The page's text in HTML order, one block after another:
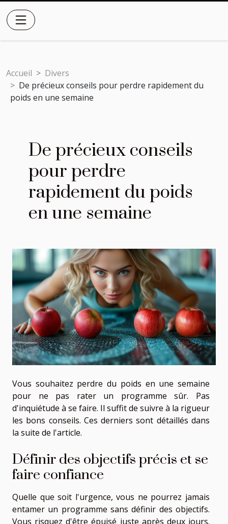
Accueil
Divers
De précieux conseils pour perdre rapidement du
poids en une semaine
De précieux conseils
pour perdre
rapidement du poids
en une semaine
Vous souhaitez perdre du poids en une semaine
pour ne pas rater un programme sûr. Pas
d'inquiétude à se faire. Il suffit de suivre à la rigueur
les bons conseils. Ces derniers sont détaillés dans
la suite de l'article.
Définir des objectifs précis et se
faire confiance
Quelle que soit l'urgence, vous ne pourrez jamais
entamer un programme sans définir des objectifs.
Vous risquez d'être épuisé juste après deux jours.